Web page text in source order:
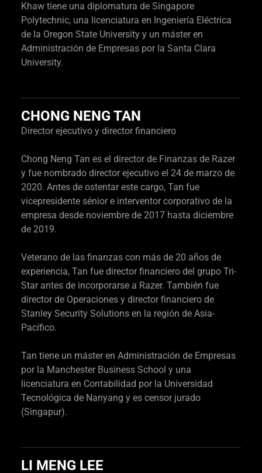
Khaw tiene una diplomatura de Singapore
Polytechnic, una licenciatura en Ingeniería Eléctrica
de la Oregon State University y un máster en
Administración de Empresas por la Santa Clara
University.
CHONG NENG TAN
Director ejecutivo y director financiero
Chong Neng Tan es el director de Finanzas de Razer
y fue nombrado director ejecutivo el 24 de marzo de
2020. Antes de ostentar este cargo, Tan fue
vicepresidente sénior e interventor corporativo de la
empresa desde noviembre de 2017 hasta diciembre
de 2019.
Veterano de las finanzas con más de 20 años de
experiencia, Tan fue director financiero del grupo Tri-
Star antes de incorporarse a Razer. También fue
director de Operaciones y director financiero de
Stanley Security Solutions en la región de Asia-
Pacífico.
Tan tiene un máster en Administración de Empresas
por la Manchester Business School y una
licenciatura en Contabilidad por la Universidad
Tecnológica de Nanyang y es censor jurado
(Singapur).
LI MENG LEE